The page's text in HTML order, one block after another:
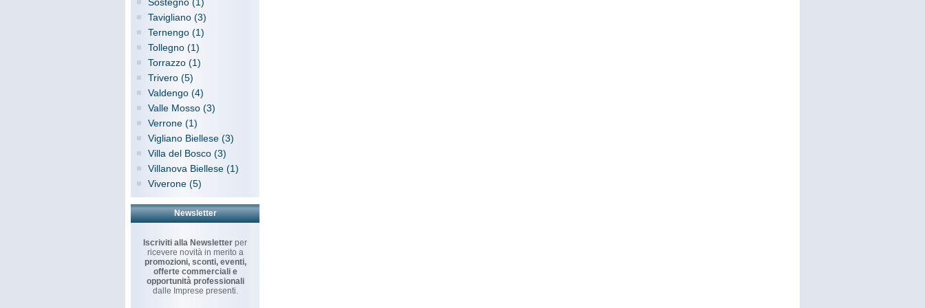
Tavigliano (3)
Ternengo (1)
Tollegno (1)
Torrazzo (1)
Trivero (5)
Valdengo (4)
Valle Mosso (3)
Verrone (1)
Vigliano Biellese (3)
Villa del Bosco (3)
Villanova Biellese (1)
Viverone (5)
Newsletter
Iscriviti alla Newsletter per
ricevere novità in merito a
promozioni, sconti, eventi,
offerte commerciali e
opportunità professionali
dalle Imprese presenti.